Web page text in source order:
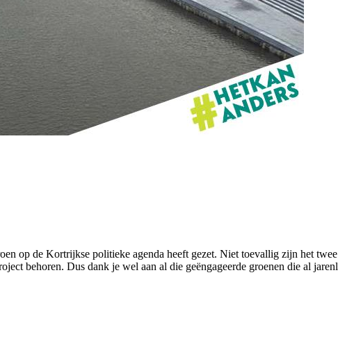
op de Kortrijkse politieke agenda heeft gezet. Niet toevallig zijn het
behoren. Dus dank je wel aan al die geëngageerde groenen die al